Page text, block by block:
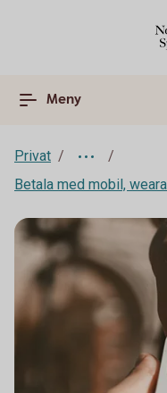
Meny
Privat
Betala med mobil,